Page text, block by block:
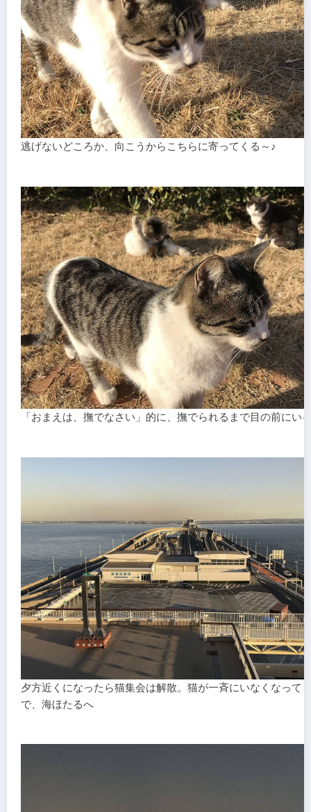
逃げないどころか、向こうからこちらに寄ってくる～♪
「おまえは、撫でなさい」的に、撫でられるまで目の前にい
夕方近くになったら猫集会は解散。猫が一斉にいなくなって
で、海ほたるへ